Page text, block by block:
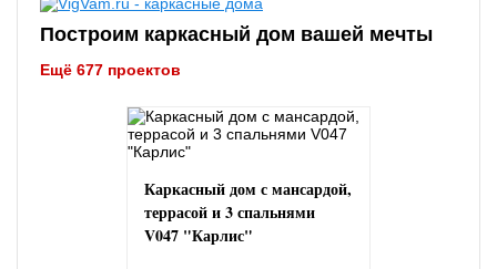
Построим каркасный дом вашей мечты
Ещё 677 проектов
Каркасный дом с мансардой,
террасой и 3 спальнями
V047 "Карлис"